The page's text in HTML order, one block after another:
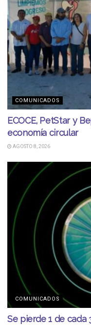
COMUNICADOS
ECOCE, PetStar y
economía circular
AGOSTO 8, 2026
COMUNICADOS
Se pierde 1 de cada